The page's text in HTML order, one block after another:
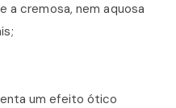
a cremosa, nem aquosa
um efeito ótico